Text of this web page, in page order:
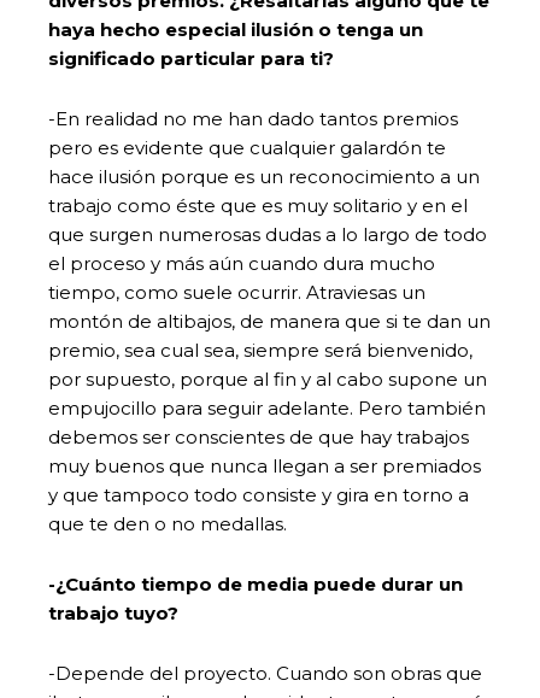
haya hecho especial ilusión o tenga un
significado particular para ti?
-En realidad no me han dado tantos premios
pero es evidente que cualquier galardón te
hace ilusión porque es un reconocimiento a un
trabajo como éste que es muy solitario y en el
que surgen numerosas dudas a lo largo de todo
el proceso y más aún cuando dura mucho
tiempo, como suele ocurrir. Atraviesas un
montón de altibajos, de manera que si te dan un
premio, sea cual sea, siempre será bienvenido,
por supuesto, porque al fin y al cabo supone un
empujocillo para seguir adelante. Pero también
debemos ser conscientes de que hay trabajos
muy buenos que nunca llegan a ser premiados
y que tampoco todo consiste y gira en torno a
que te den o no medallas.
-¿Cuánto tiempo de media puede durar un
trabajo tuyo?
-Depende del proyecto. Cuando son obras que